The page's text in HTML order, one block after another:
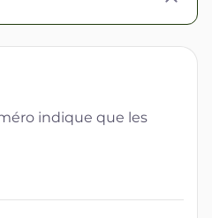
indique que les